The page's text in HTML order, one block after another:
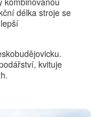
délka stroje se
kvituje